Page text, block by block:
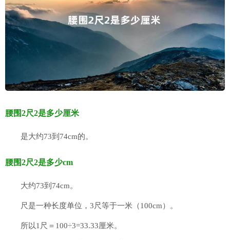
腰围2尺2是多少厘米
是大约73到74cm的。
腰围2尺2是多少cm
大约73到74cm。
尺是一种长度单位，3尺等于一米（100cm）。
所以1尺＝100÷3=33.33厘米。